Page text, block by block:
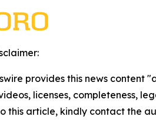
provides this news
licenses, completeness,
this article, kindly contact the